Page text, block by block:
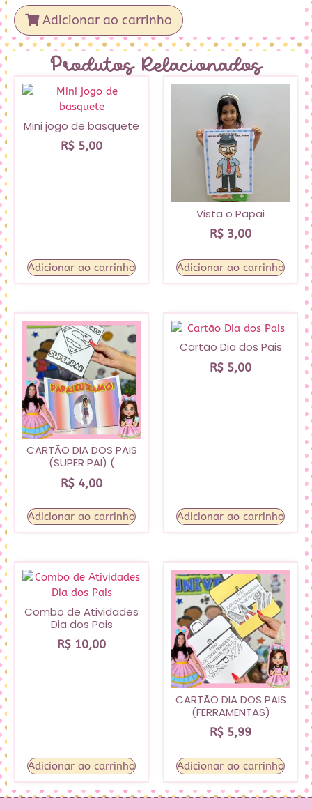
Adicionar ao carrinho
Produtos Relacionados
Mini jogo de basquete
R$ 5,00
Adicionar ao carrinho
Vista o Papai
R$ 3,00
Adicionar ao carrinho
CARTÃO DIA DOS PAIS
(SUPER PAI) (
R$ 4,00
Adicionar ao carrinho
Cartão Dia dos Pais
R$ 5,00
Adicionar ao carrinho
Combo de Atividades
Dia dos Pais
R$ 10,00
Adicionar ao carrinho
CARTÃO DIA DOS PAIS
(FERRAMENTAS)
R$ 5,99
Adicionar ao carrinho